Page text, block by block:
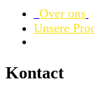
Over ons
Unsere
Kontact